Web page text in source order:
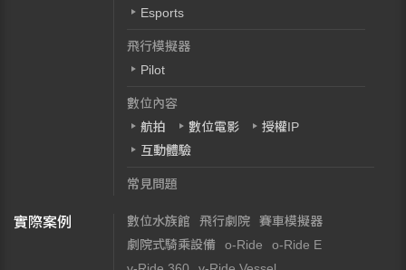
Esports
飛行模擬器
Pilot
數位內容
航拍
數位電影
授權IP
互動體驗
常見問題
實際案例 數位水族館 飛行劇院
賽車模擬器
劇院式騎乘設備
o-Ride
o-Ride E